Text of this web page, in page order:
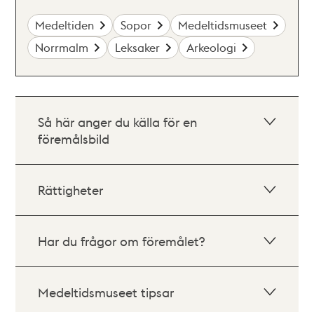
Medeltiden Sopor
Medeltidsmuseet
Norrmalm
Leksaker Arkeologi
Så här anger du källa för en
föremålsbild
Rättigheter
Har du frågor om föremålet?
Medeltidsmuseet tipsar